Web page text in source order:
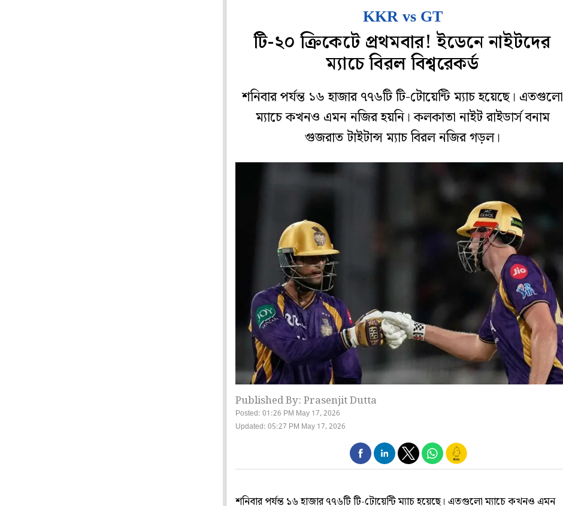
KKR vs GT
টি-২০ ক্রিকেটে প্রথমবার! ইডেনে নাইটদের
ম্যাচে বিরল বিশ্বরেকর্ড
শনিবার পর্যন্ত ১৬ হাজার ৭৭৬টি টি-টোয়েন্টি ম্যাচ হয়েছে। এতগুলো
ম্যাচে কখনও এমন নজির হয়নি। কলকাতা নাইট রাইডার্স বনাম
গুজরাত টাইটান্স ম্যাচ বিরল নজির গড়ল।
Published By: Prasenjit Dutta
Posted: 01:26 PM May 17, 2026
Updated: 05:27 PM May 17, 2026
শনিবার পর্যন্ত ১৬ হাজার ৭৭৬টি টি-টোয়েন্টি ম্যাচ হয়েছে। এতগুলো ম্যাচে কখনও এমন